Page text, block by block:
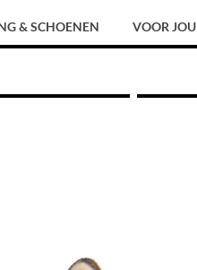
& SCHOENEN VOOR JOU